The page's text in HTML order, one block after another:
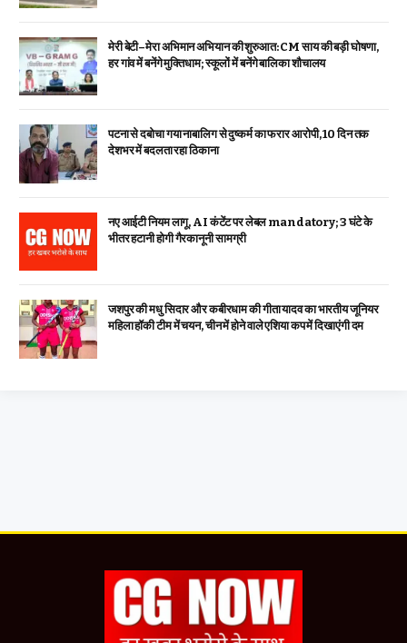
मेरी बेटी–मेरा अभिमान अभियान की शुरुआत: CM साय की बड़ी घोषणा,
हर गांव में बनेंगे मुक्तिधाम; स्कूलों में बनेंगे बालिका शौचालय
पटना से दबोचा गया नाबालिग से दुष्कर्म का फरार आरोपी, 10 दिन तक
देशभर में बदलता रहा ठिकाना
नए आईटी नियम लागू, AI कंटेंट पर लेबल mandatory; 3 घंटे के
भीतर हटानी होगी गैरकानूनी सामग्री
जशपुर की मधु सिदार और कबीरधाम की गीता यादव का भारतीय जूनियर
महिला हॉकी टीम में चयन, चीन में होने वाले एशिया कप में दिखाएंगी दम